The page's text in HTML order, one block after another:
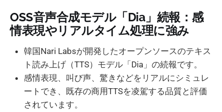
OSS音声合成モデル「Dia」続報：感
情表現やリアルタイム処理に強み
韓国Nari Labsが開発したオープンソースのテキス
ト読み上げ（TTS）モデル「Dia」の続報です。
感情表現、叫び声、驚きなどをリアルにシミュレ
ートでき、既存の商用TTSを凌駕する品質と評価
されています。